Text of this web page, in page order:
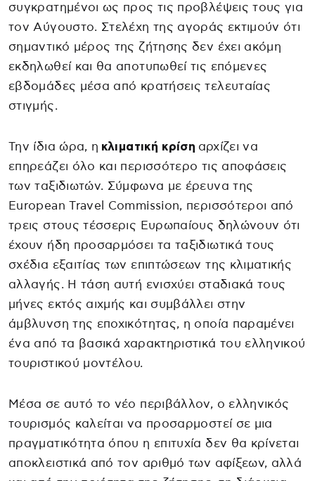
συγκρατημένοι ως προς τις προβλέψεις τους για
τον Αύγουστο. Στελέχη της αγοράς εκτιμούν ότι
σημαντικό μέρος της ζήτησης δεν έχει ακόμη
εκδηλωθεί και θα αποτυπωθεί τις επόμενες
εβδομάδες μέσα από κρατήσεις τελευταίας
στιγμής.
Την ίδια ώρα, η κλιματική κρίση αρχίζει να
επηρεάζει όλο και περισσότερο τις αποφάσεις
των ταξιδιωτών. Σύμφωνα με έρευνα της
European Travel Commission, περισσότεροι από
τρεις στους τέσσερις Ευρωπαίους δηλώνουν ότι
έχουν ήδη προσαρμόσει τα ταξιδιωτικά τους
σχέδια εξαιτίας των επιπτώσεων της κλιματικής
αλλαγής. Η τάση αυτή ενισχύει σταδιακά τους
μήνες εκτός αιχμής και συμβάλλει στην
άμβλυνση της εποχικότητας, η οποία παραμένει
ένα από τα βασικά χαρακτηριστικά του ελληνικού
τουριστικού μοντέλου.
Μέσα σε αυτό το νέο περιβάλλον, ο ελληνικός
τουρισμός καλείται να προσαρμοστεί σε μια
πραγματικότητα όπου η επιτυχία δεν θα κρίνεται
αποκλειστικά από τον αριθμό των αφίξεων, αλλά